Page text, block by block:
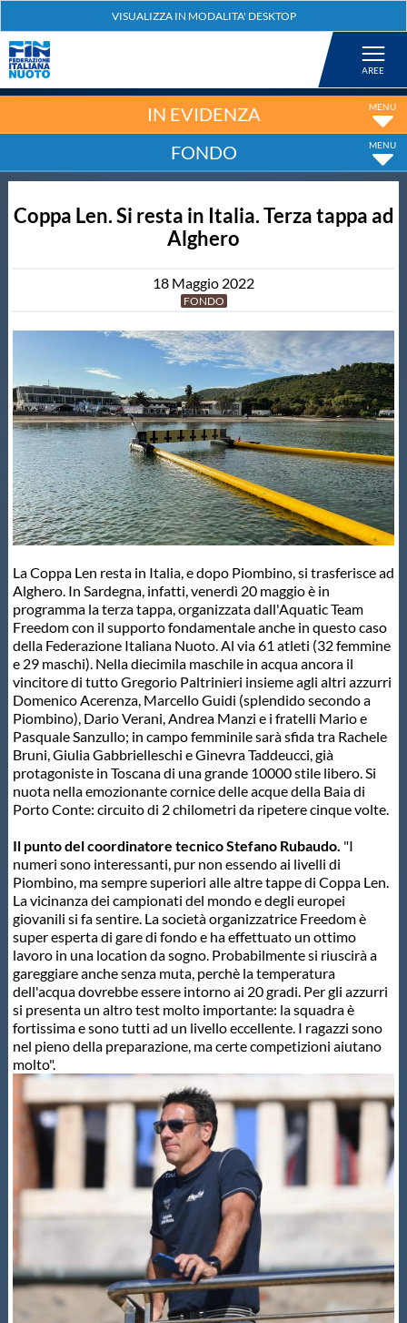
Nuoto
Tuffi
Fondo
Salvamento
Master
Formazione
Scuole Nuoto
Propaganda
Centri Federali
Area Legislativa
Qualità
Sostenibilità
Privacy
Cookie Policy
Archivio News
Flash News
Galleria fotografica
Videogallery
IN EVIDENZA
FONDO
Coppa Len. Si resta in Italia. Terza tappa ad
Alghero
18 Maggio 2022
FONDO
La Coppa Len resta in Italia, e dopo Piombino, si trasferisce ad
Alghero. In Sardegna, infatti, venerdì 20 maggio è in
programma la terza tappa, organizzata dall'Aquatic Team
Freedom con il supporto fondamentale anche in questo caso
della Federazione Italiana Nuoto. Al via 61 atleti (32 femmine
e 29 maschi). Nella diecimila maschile in acqua ancora il
vincitore di tutto Gregorio Paltrinieri insieme agli altri azzurri
Domenico Acerenza, Marcello Guidi (splendido secondo a
Piombino), Dario Verani, Andrea Manzi e i fratelli Mario e
Pasquale Sanzullo; in campo femminile sarà sfida tra Rachele
Bruni, Giulia Gabbrielleschi e Ginevra Taddeucci, già
protagoniste in Toscana di una grande 10000 stile libero. Si
nuota nella emozionante cornice delle acque della Baia di
Porto Conte: circuito di 2 chilometri da ripetere cinque volte.
Il punto del coordinatore tecnico Stefano Rubaudo. "I
numeri sono interessanti, pur non essendo ai livelli di
Piombino, ma sempre superiori alle altre tappe di Coppa Len.
La vicinanza dei campionati del mondo e degli europei
giovanili si fa sentire. La società organizzatrice Freedom è
super esperta di gare di fondo e ha effettuato un ottimo
lavoro in una location da sogno. Probabilmente si riuscirà a
gareggiare anche senza muta, perchè la temperatura
dell'acqua dovrebbe essere intorno ai 20 gradi. Per gli azzurri
si presenta un altro test molto importante: la squadra è
fortissima e sono tutti ad un livello eccellente. I ragazzi sono
nel pieno della preparazione, ma certe competizioni aiutano
molto".